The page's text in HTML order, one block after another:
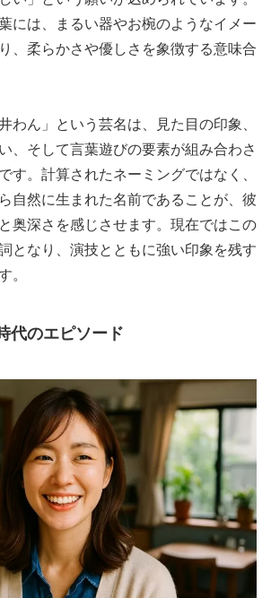
には、まるい器やお椀のようなイメー
、柔らかさや優しさを象徴する意味合
わん」という芸名は、見た目の印象、
、そして言葉遊びの要素が組み合わさ
す。計算されたネーミングではなく、
自然に生まれた名前であることが、彼
奥深さを感じさせます。現在ではこの
となり、演技とともに強い印象を残す
。
代のエピソード